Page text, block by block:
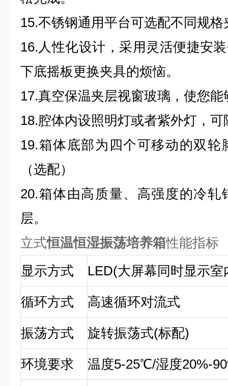
15.不锈钢通用平台可选配不同规格
16.人性化设计，采用灵活便捷安
下底摇板更换夹具的烦恼。
17.真空保温夹层视窗玻璃，使您
18.腔体内设照明灯或者紫外灯，
19.箱体底部为四个可移动的双轮
（选配）
20.箱体由高质量、高强度的冷轧
层。
立式恒温恒湿振荡培养箱性能指标
显示方式
LED(大屏幕同时显示
循环方式 高速循环对流式
振荡方式 旋转振荡式(标配)
环境要求 温度5-25℃/湿度20%-